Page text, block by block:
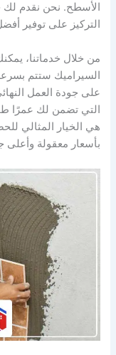
الأسطح. نحن نقدم لك
التركيز على توفير
من خلال خدماتنا،
السيراميك ستتم
على جودة العمل
التي تضمن لك عمرًا
هي الخيار المثالي
بأسعار معقولة وأعلى